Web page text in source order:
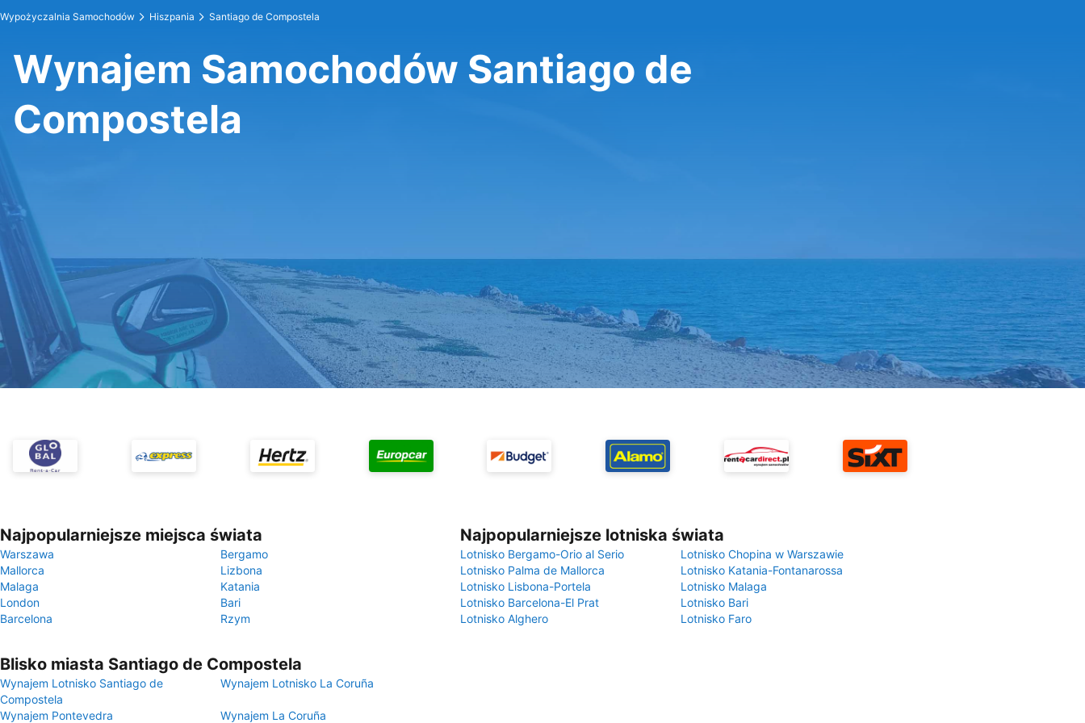
Wypożyczalnia Samochodów Hiszpania Santiago de Compostela
Wynajem Samochodów Santiago de
Compostela
Najpopularniejsze miejsca świata
Warszawa
Bergamo
Mallorca
Lizbona
Malaga
Katania
London
Bari
Barcelona
Rzym
Najpopularniejsze lotniska świata
Lotnisko Bergamo-Orio al Serio
Lotnisko Chopina w Warszawie
Lotnisko Palma de Mallorca
Lotnisko Katania-Fontanarossa
Lotnisko Lisbona-Portela
Lotnisko Malaga
Lotnisko Barcelona-El Prat
Lotnisko Bari
Lotnisko Alghero
Lotnisko Faro
Blisko miasta Santiago de Compostela
Wynajem Lotnisko Santiago de
Compostela
Wynajem Lotnisko La Coruña
Wynajem Pontevedra Wynajem La Coruña